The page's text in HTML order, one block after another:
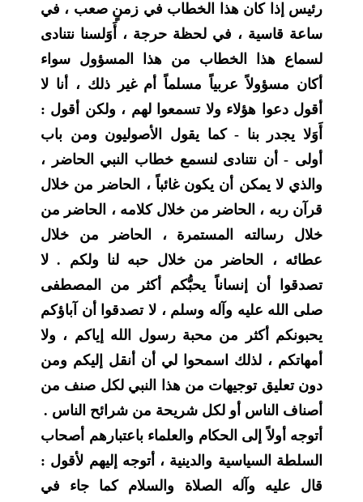
رئيس إذا كان هذا الخطاب في زمنٍ صعب ، في
ساعة قاسية ، في لحظة حرجة ، أَوَلسنا نتنادى
لسماع هذا الخطاب من هذا المسؤول سواء
أكان مسؤولاً عربياً مسلماً أم غير ذلك ، أنا لا
أقول دعوا هؤلاء ولا تسمعوا لهم ، ولكن أقول :
أَوَلا يجدر بنا - كما يقول الأصوليون ومن باب
أولى - أن نتنادى لنسمع خطاب النبي الحاضر ،
والذي لا يمكن أن يكون غائباً ، الحاضر من خلال
قرآن ربه ، الحاضر من خلال كلامه ، الحاضر من
خلال رسالته المستمرة ، الحاضر من خلال
عطائه ، الحاضر من خلال حبه لنا ولكم . لا
تصدقوا أن إنساناً يحبُّكم أكثر من المصطفى
صلى الله عليه وآله وسلم ، لا تصدقوا أن آباؤكم
يحبونكم أكثر من محبة رسول الله إياكم ، ولا
أمهاتكم ، لذلك اسمحوا لي أن أنقل إليكم ومن
دون تعليق توجيهات من هذا النبي لكل صنف من
أصناف الناس أو لكل شريحة من شرائح الناس .
أتوجه أولاً إلى الحكام والعلماء باعتبارهم أصحاب
السلطة السياسية والدينية ، أتوجه إليهم لأقول :
قال عليه وآله الصلاة والسلام كما جاء في